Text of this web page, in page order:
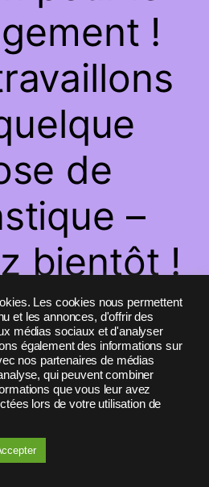
!
de
–
bientôt !
Les cookies nous permettent
et les annonces, d'offrir des
médias sociaux et d'analyser
également des informations sur
nos partenaires de médias
qui peuvent combiner
que vous leur avez
lors de votre utilisation de